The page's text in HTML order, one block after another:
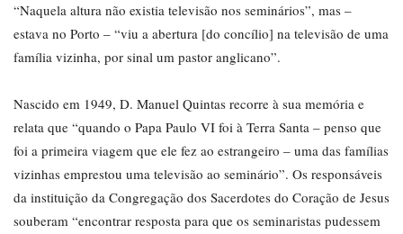
“Naquela altura não existia televisão nos seminários”, mas –
estava no Porto – “viu a abertura [do concílio] na televisão de uma
família vizinha, por sinal um pastor anglicano”.
Nascido em 1949, D. Manuel Quintas recorre à sua memória e
relata que “quando o Papa Paulo VI foi à Terra Santa – penso que
foi a primeira viagem que ele fez ao estrangeiro – uma das famílias
vizinhas emprestou uma televisão ao seminário”. Os responsáveis
da instituição da Congregação dos Sacerdotes do Coração de Jesus
souberam “encontrar resposta para que os seminaristas pudessem